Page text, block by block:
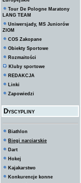
Tour De Pologne Maratony
LANG TEAM
Uniwersjady, MS Juniorów
ZIOM
COS Zakopane
Obiekty Sportowe
Rozmaitości
Kluby sportowe
REDAKCJA
Linki
Zapowiedzi
Dyscypliny
Biathlon
Biegi narciarskie
Dart
Hokej
Kajakarstwo
Konkurencje konne